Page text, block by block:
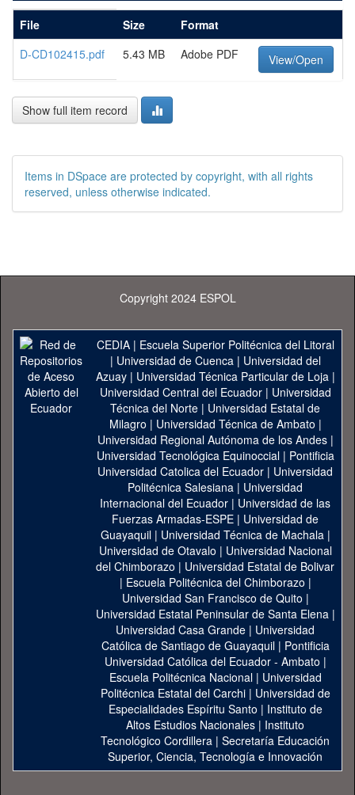
File Size
Format
D-CD102415.pdf
5.43 MB Adobe PDF View/Open
Show full item record
Items in DSpace are protected by copyright, with all rights
reserved, unless otherwise indicated.
Copyright 2024 ESPOL
CEDIA| Escuela Superior Politécnica del Litoral
| Universidad de Cuenca| Universidad del
Azuay| Universidad Técnica Particular de Loja|
Universidad Central del Ecuador| Universidad
Técnica del Norte | Universidad Estatal de
Milagro | Universidad Técnica de Ambato |
Universidad Regional Autónoma de los Andes|
Universidad Tecnológica Equinoccial| Pontificia
Universidad Catolica del Ecuador | Universidad
Politécnica Salesiana | Universidad
Internacional del Ecuador | Universidad de las
Fuerzas Armadas-ESPE | Universidad de
Guayaquil| Universidad Técnica de Machala|
Universidad de Otavalo | Universidad Nacional
del Chimborazo | Universidad Estatal de Bolivar
| Escuela Politécnica del Chimborazo |
Universidad San Francisco de Quito |
Universidad Estatal Peninsular de Santa Elena|
Universidad Casa Grande | Universidad
Católica de Santiago de Guayaquil| Pontificia
Universidad Católica del Ecuador - Ambato |
Escuela Politécnica Nacional| Universidad
Politécnica Estatal del Carchi| Universidad de
Especialidades Espíritu Santo | Instituto de
Altos Estudios Nacionales | Instituto
Tecnológico Cordillera | Secretaría Educación
Superior, Ciencia, Tecnología e Innovación